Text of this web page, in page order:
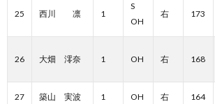
25 西川 凛 1
S
OH
右 173
26 大畑 澪奈 1 OH 右 168
27 築山 実波 1 OH 右 164